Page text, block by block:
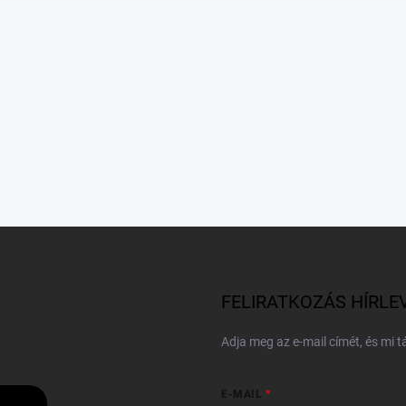
FELIRATKOZÁS
Adja meg az e-mail címét, és mi
E-MAIL